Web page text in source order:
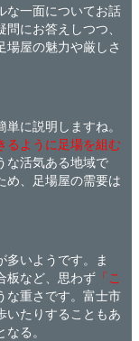
な一面についてお話
問にお答えしつつ、
場屋の魅力や厳しさ
に説明しますね。
るように足場を組む
な活気ある地域で
め、足場屋の需要は
多いようです。ま
板など、思わず 「こ
な重さです。富士市
いたりすることもあ
る。